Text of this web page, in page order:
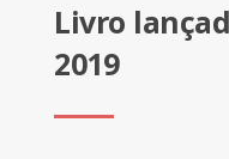
Livro
2019